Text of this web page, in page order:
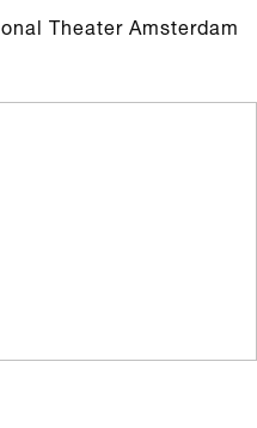
Theater Amsterdam